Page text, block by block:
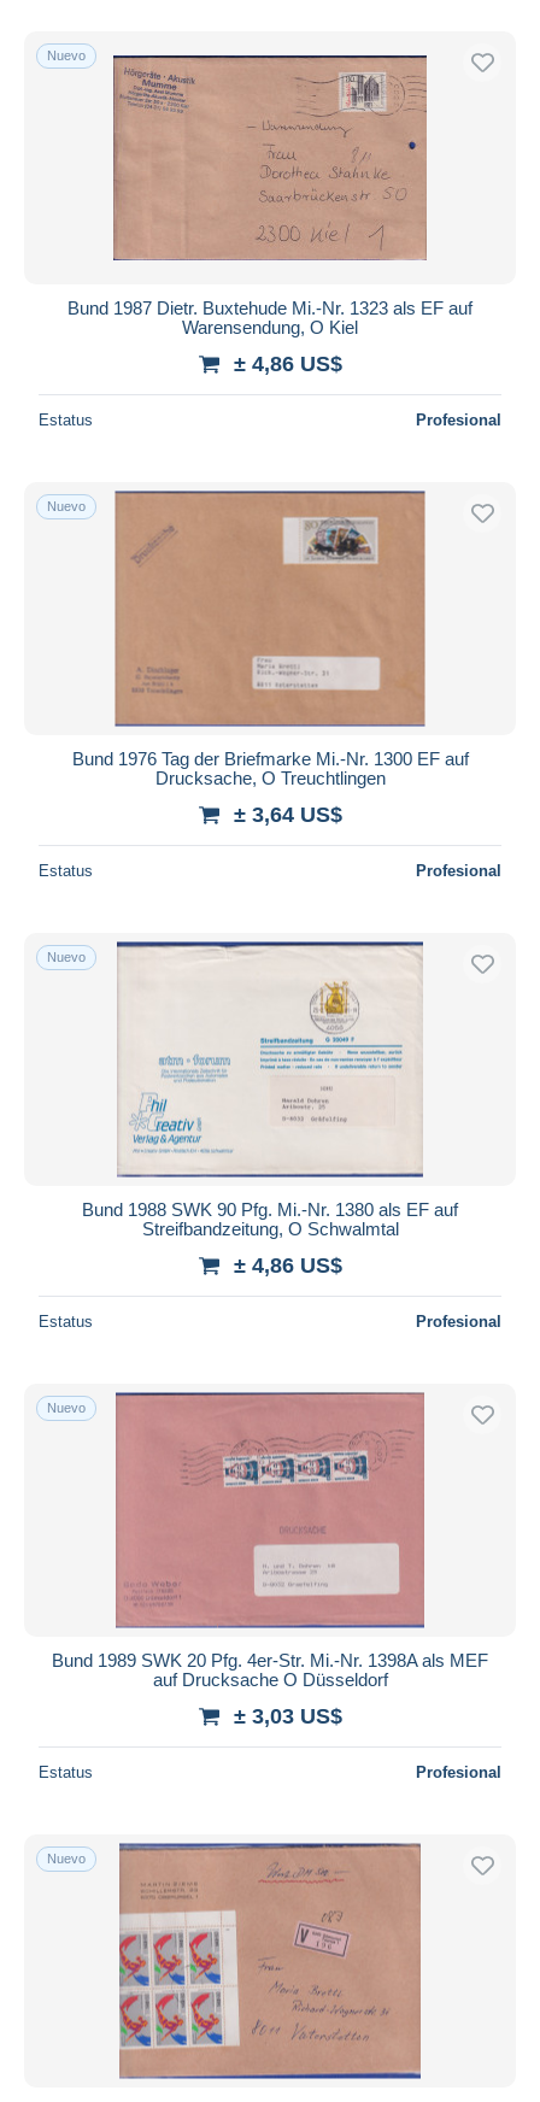
Nuevo
Bund 1987 Dietr. Buxtehude Mi.-Nr. 1323 als EF auf
Warensendung, O Kiel
± 4,86 US$
Estatus Profesional
Nuevo
Bund 1976 Tag der Briefmarke Mi.-Nr. 1300 EF auf
Drucksache, O Treuchtlingen
± 3,64 US$
Estatus Profesional
Nuevo
Bund 1988 SWK 90 Pfg. Mi.-Nr. 1380 als EF auf
Streifbandzeitung, O Schwalmtal
± 4,86 US$
Estatus Profesional
Nuevo
Bund 1989 SWK 20 Pfg. 4er-Str. Mi.-Nr. 1398A als MEF
auf Drucksache O Düsseldorf
± 3,03 US$
Estatus Profesional
Nuevo